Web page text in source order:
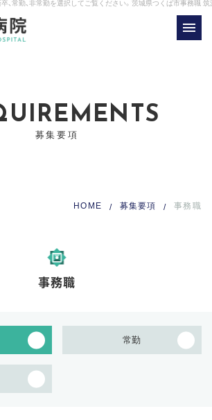
常勤、非常勤を選択してご覧ください。茨城県つくば市事務職 筑波
募集要項
HOME 募集要項 事務職
事務職
常勤